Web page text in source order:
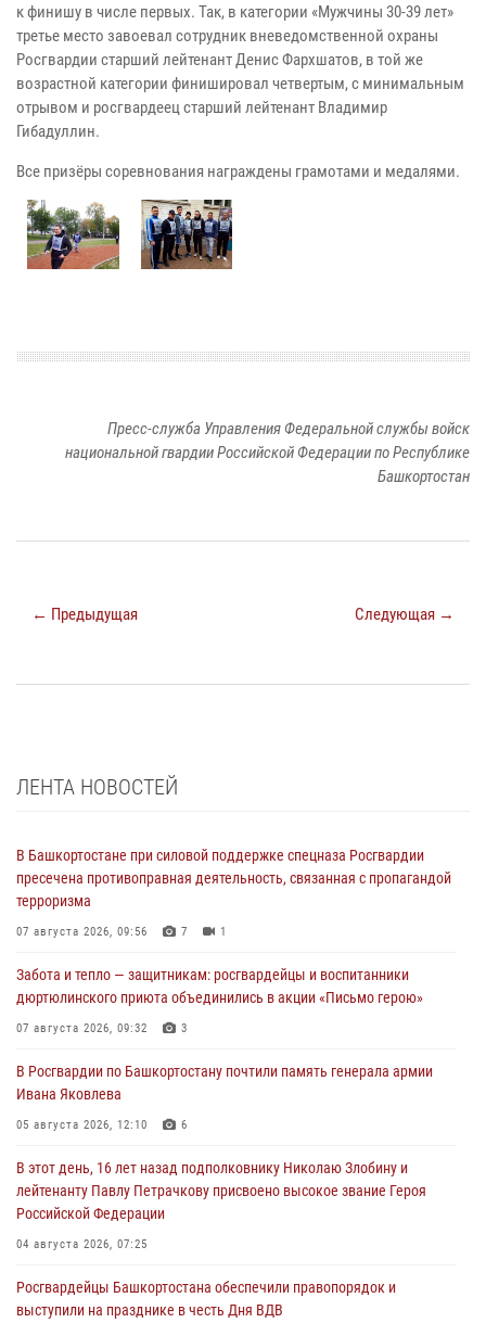
к финишу в числе первых. Так, в категории «Мужчины 30-39 лет»
третье место завоевал сотрудник вневедомственной охраны
Росгвардии старший лейтенант Денис Фархшатов, в той же
возрастной категории финишировал четвертым, с минимальным
отрывом и росгвардеец старший лейтенант Владимир
Гибадуллин.
Все призёры соревнования награждены грамотами и медалями.
Пресс-служба Управления Федеральной службы войск
национальной гвардии Российской Федерации по Республике
Башкортостан
← Предыдущая Следующая →
ЛЕНТА НОВОСТЕЙ
В Башкортостане при силовой поддержке спецназа Росгвардии
пресечена противоправная деятельность, связанная с пропагандой
терроризма
07 августа 2026, 09:56 7 1
Забота и тепло — защитникам: росгвардейцы и воспитанники
дюртюлинского приюта объединились в акции «Письмо герою»
07 августа 2026, 09:32 3
В Росгвардии по Башкортостану почтили память генерала армии
Ивана Яковлева
05 августа 2026, 12:10 6
В этот день, 16 лет назад подполковнику Николаю Злобину и
лейтенанту Павлу Петрачкову присвоено высокое звание Героя
Российской Федерации
04 августа 2026, 07:25
Росгвардейцы Башкортостана обеспечили правопорядок и
выступили на празднике в честь Дня ВДВ